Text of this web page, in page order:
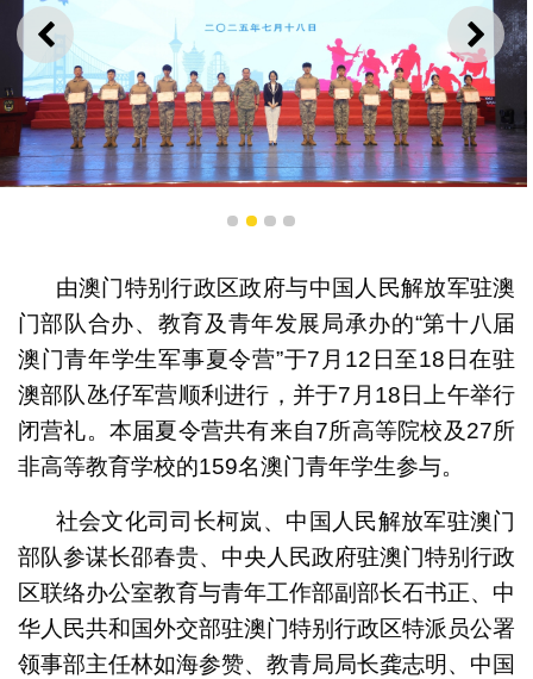
上一则 下一
1 2 3 4
由澳门特别行政区政府与中国人民解放军驻澳
门部队合办、教育及青年发展局承办的“第十八届
澳门青年学生军事夏令营”于7月12日至18日在驻
澳部队氹仔军营顺利进行，并于7月18日上午举行
闭营礼。本届夏令营共有来自7所高等院校及27所
非高等教育学校的159名澳门青年学生参与。
社会文化司司长柯岚、中国人民解放军驻澳门
部队参谋长邵春贵、中央人民政府驻澳门特别行政
区联络办公室教育与青年工作部副部长石书正、中
华人民共和国外交部驻澳门特别行政区特派员公署
领事部主任林如海参赞、教青局局长龚志明、中国